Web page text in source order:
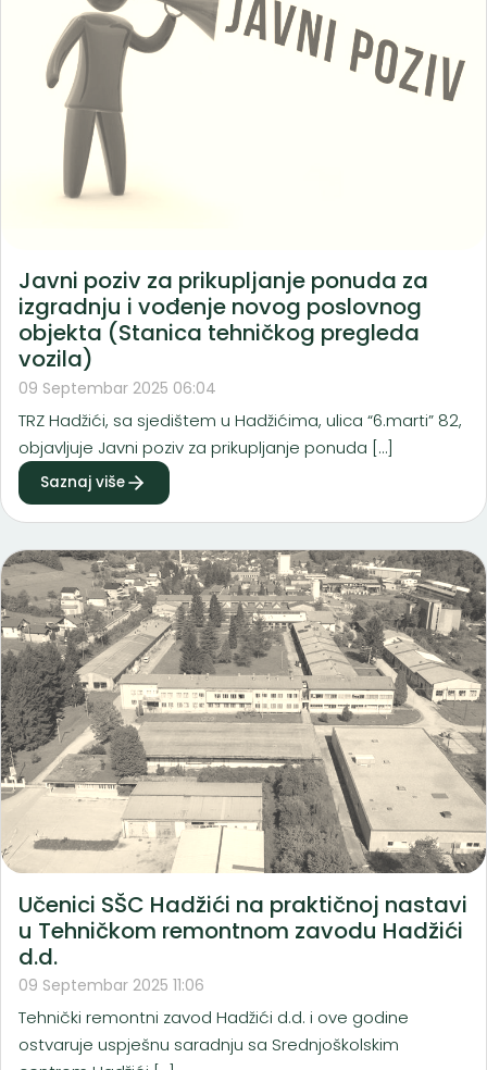
Javni poziv za prikupljanje ponuda za
izgradnju i vođenje novog poslovnog
objekta (Stanica tehničkog pregleda
vozila)
09 Septembar 2025 06:04
TRZ Hadžići, sa sjedištem u Hadžićima, ulica “6.marti” 82,
objavljuje Javni poziv za prikupljanje ponuda […]
Saznaj više
Učenici SŠC Hadžići na praktičnoj nastavi
u Tehničkom remontnom zavodu Hadžići
d.d.
09 Septembar 2025 11:06
Tehnički remontni zavod Hadžići d.d. i ove godine
ostvaruje uspješnu saradnju sa Srednjoškolskim